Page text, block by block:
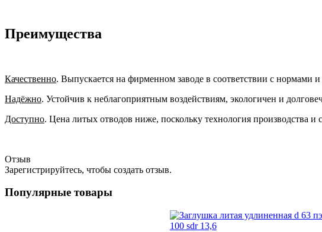
Преимущества
Качественно. Выпускается на фирменном заводе в соответствии с нормами
Надёжно. Устойчив к неблагоприятным воздействиям, экологичен и
Доступно. Цена литых отводов ниже, поскольку технология производства и
Отзыв
Зарегистрируйтесь, чтобы создать отзыв.
Популярные товары